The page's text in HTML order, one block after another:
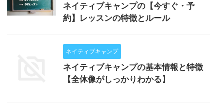
ネイティブキャンプの【今すぐ・予
約】レッスンの特徴とルール
ネイティブキャンプ
ネイティブキャンプの基本情報と特徴
【全体像がしっかりわかる】